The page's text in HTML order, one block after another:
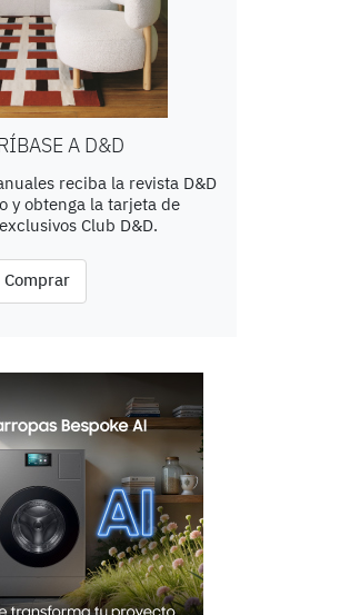
A D&D
reciba la revista D&D
y obtenga la tarjeta de
Club D&D.
Comprar